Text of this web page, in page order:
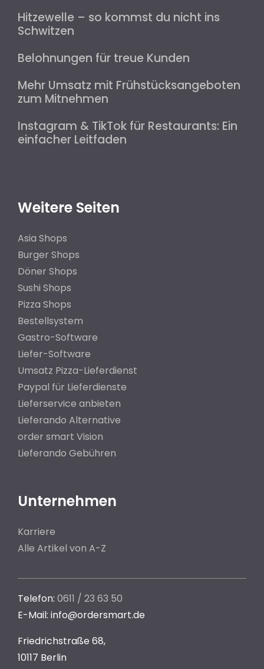
Hitzewelle – so kommst du nicht ins
Schwitzen
Belohnungen für treue Kunden
Mehr Umsatz mit Frühstücksangeboten
zum Mitnehmen
Instagram & TikTok für Restaurants: Ein
einfacher Leitfaden
Weitere Seiten
Asia Shops
Burger Shops
Döner Shops
Sushi Shops
Pizza Shops
Bestellsystem
Gastro-Software
Liefer-Software
Umsatz Pizza-Lieferdienst
Paypal für Lieferdienste
Lieferservice anbieten
Lieferando Alternative
order smart Vision
Lieferando Gebühren
Unternehmen
Karriere
Alle Artikel von A-Z
Telefon: 0611 / 23 63 50
E-Mail: info@ordersmart.de
Friedrichstraße 68,
10117 Berlin